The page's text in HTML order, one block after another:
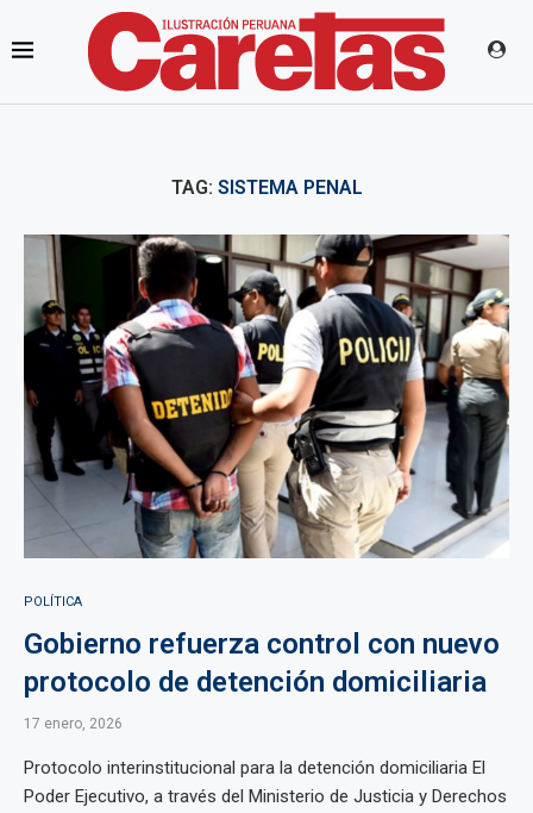
TAG: SISTEMA PENAL
POLÍTICA
Gobierno refuerza control con nuevo
protocolo de detención domiciliaria
17 enero, 2026
Protocolo interinstitucional para la detención domiciliaria El
Poder Ejecutivo, a través del Ministerio de Justicia y Derechos